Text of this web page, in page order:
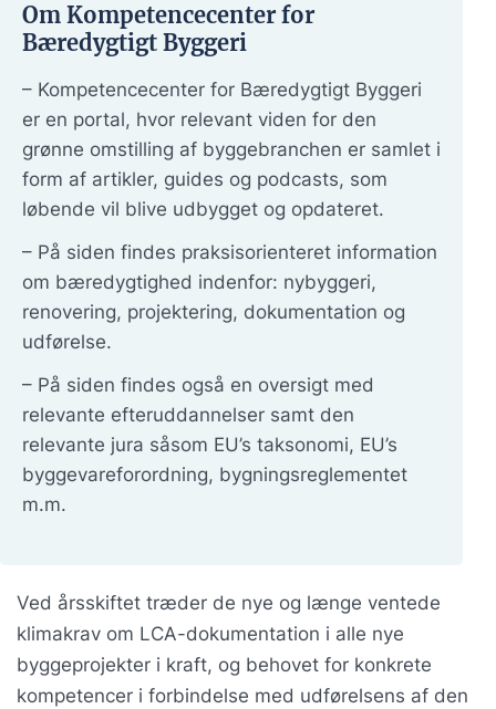
Om Kompetencecenter for
Bæredygtigt Byggeri
– Kompetencecenter for Bæredygtigt Byggeri
er en portal, hvor relevant viden for den
grønne omstilling af byggebranchen er samlet i
form af artikler, guides og podcasts, som
løbende vil blive udbygget og opdateret.
– På siden findes praksisorienteret information
om bæredygtighed indenfor: nybyggeri,
renovering, projektering, dokumentation og
udførelse.
– På siden findes også en oversigt med
relevante efteruddannelser samt den
relevante jura såsom EU’s taksonomi, EU’s
byggevareforordning, bygningsreglementet
m.m.
Ved årsskiftet træder de nye og længe ventede
klimakrav om LCA-dokumentation i alle nye
byggeprojekter i kraft, og behovet for konkrete
kompetencer i forbindelse med udførelsens af den